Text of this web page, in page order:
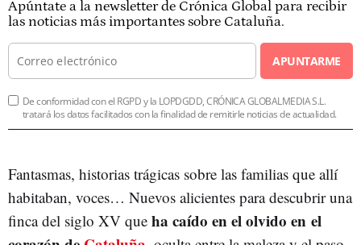
Apúntate a la newsletter de Crónica Global para recibir
las noticias más importantes sobre Cataluña.
APUNTARME
De conformidad con el RGPD y la LOPDGDD, CRÓNICA GLOBALMEDIA S.L.
tratará los datos facilitados con la finalidad de remitirle noticias de actualidad.
Fantasmas, historias trágicas sobre las familias que allí
habitaban, voces… Nuevos alicientes para descubrir una
finca del siglo XV que ha caído en el olvido en el